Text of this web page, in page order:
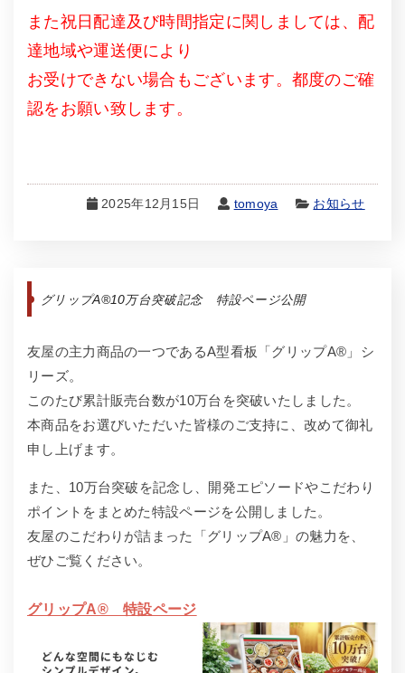
また祝日配達及び時間指定に関しましては、配
達地域や運送便により
お受けできない場合もございます。都度のご確
認をお願い致します。
2025年12月15日 tomoya お知らせ
グリップA®10万台突破記念 特設ページ公開
友屋の主力商品の一つであるA型看板「グリップA®」シ
リーズ。
このたび累計販売台数が10万台を突破いたしました。
本商品をお選びいただいた皆様のご支持に、改めて御礼
申し上げます。
また、10万台突破を記念し、開発エピソードやこだわり
ポイントをまとめた特設ページを公開しました。
友屋のこだわりが詰まった「グリップA®」の魅力を、
ぜひご覧ください。
グリップA® 特設ページ